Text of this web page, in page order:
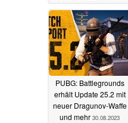
PUBG: Battlegrounds
erhält Update 25.2 mit
neuer Dragunov-Waffe
und mehr 30.08.2023